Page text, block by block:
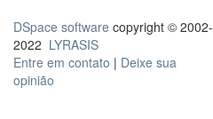
DSpace software copyright © 2002-
2022 LYRASIS
Entre em contato | Deixe sua
opinião